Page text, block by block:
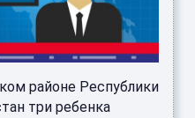
районе Республики
три ребенка